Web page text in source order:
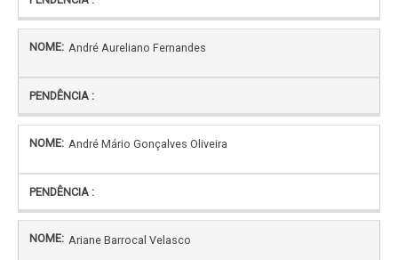
André Aureliano Fernandes
André Mário Gonçalves Oliveira
Ariane Barrocal Velasco